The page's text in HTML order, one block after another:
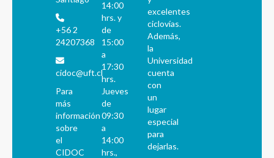
+56 2
24207368
cidoc@uft.cl
Para
más
información
sobre
el
CIDOC
14:00
hrs. y
de
15:00
a
17:30
hrs.
Jueves
de
09:30
a
14:00
hrs.,
excelentes
ciclovías.
Además,
la
Universidad
cuenta
con
un
lugar
especial
para
dejarlas.